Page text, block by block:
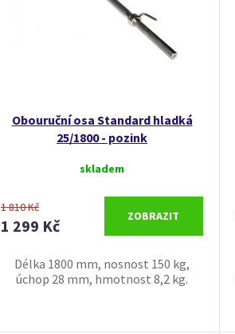
Obouruční osa Standard hladká
25/1800 - pozink
skladem
1 810 Kč
1 299 Kč
ZOBRAZIT
Délka 1800 mm, nosnost 150 kg,
úchop 28 mm, hmotnost 8,2 kg.